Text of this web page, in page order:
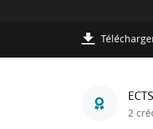
ECTS
2